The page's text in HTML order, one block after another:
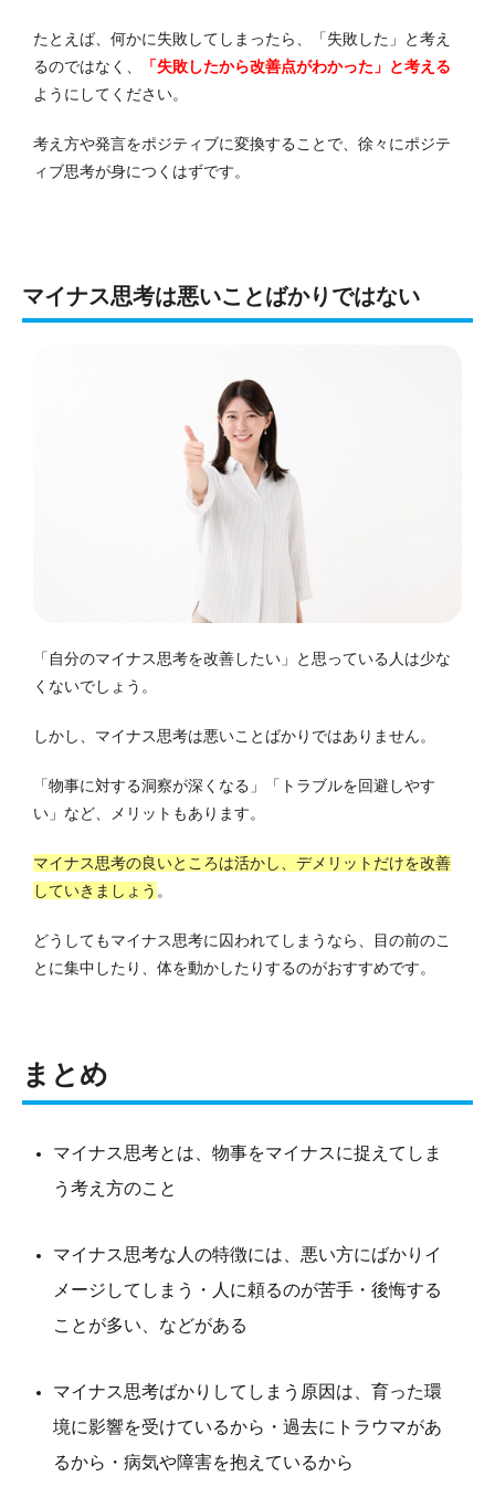
たとえば、何かに失敗してしまったら、「失敗した」と考え
るのではなく、
「失敗したから改善点がわかった」と考える
ようにしてください。
考え方や発言をポジティブに変換することで、徐々にポジテ
ィブ思考が身につくはずです。
マイナス思考は悪いことばかりではない
「自分のマイナス思考を改善したい」と思っている人は少な
くないでしょう。
しかし、マイナス思考は悪いことばかりではありません。
「物事に対する洞察が深くなる」「トラブルを回避しやす
い」など、メリットもあります。
マイナス思考の良いところは活かし、デメリットだけを改善
していきましょう 。
どうしてもマイナス思考に囚われてしまうなら、目の前のこ
とに集中したり、体を動かしたりするのがおすすめです。
まとめ
マイナス思考とは、物事をマイナスに捉えてしま
う考え方のこと
マイナス思考な人の特徴には、悪い方にばかりイ
メージしてしまう・人に頼るのが苦手・後悔する
ことが多い、などがある
マイナス思考ばかりしてしまう原因は、育った環
境に影響を受けているから・過去にトラウマがあ
るから・病気や障害を抱えているから